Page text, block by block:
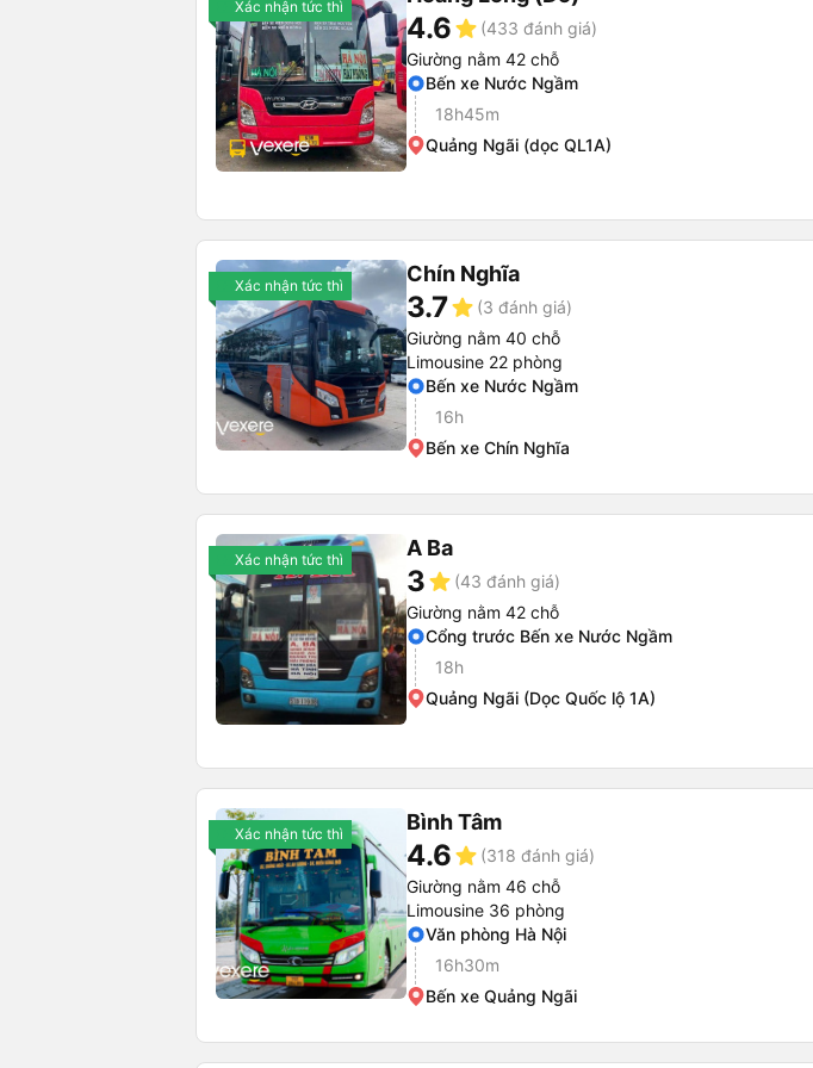
Xác nhận tức thì
4.6star (433 đánh giá)
Giường nằm 42 chỗ
Bến xe Nước Ngầm
18h45m
Quảng Ngãi (dọc QL1A)
Xác nhận tức thì Chín Nghĩa
3.7star (3 đánh giá)
Giường nằm 40 chỗ
Limousine 22 phòng
Bến xe Nước Ngầm
16h
Bến xe Chín Nghĩa
Xác nhận tức thì A Ba
3star (43 đánh giá)
Giường nằm 42 chỗ
Cổng trước Bến xe Nước Ngầm
18h
Quảng Ngãi (Dọc Quốc lộ 1A)
Xác nhận tức thì Bình Tâm
4.6star (318 đánh giá)
Giường nằm 46 chỗ
Limousine 36 phòng
Văn phòng Hà Nội
16h30m
Bến xe Quảng Ngãi